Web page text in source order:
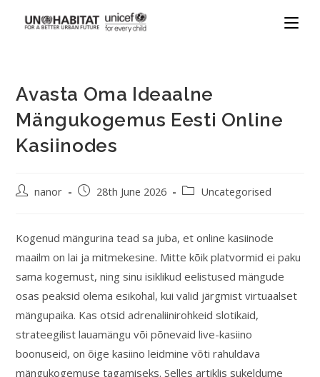
Avasta Oma Ideaalne
Mängukogemus Eesti Online
Kasiinodes
nanor 28th June 2026 Uncategorised
Kogenud mängurina tead sa juba, et online kasiinode
maailm on lai ja mitmekesine. Mitte kõik platvormid ei paku
sama kogemust, ning sinu isiklikud eelistused mängude
osas peaksid olema esikohal, kui valid järgmist virtuaalset
mängupaika. Kas otsid adrenaliinirohkeid slotikaid,
strateegilist lauamängu või põnevaid live-kasiino
boonuseid, on õige kasiino leidmine võti rahuldava
mängukogemuse tagamiseks. Selles artiklis sukeldume